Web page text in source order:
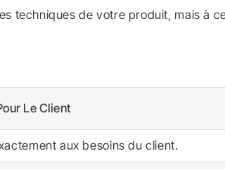
techniques de votre produit, mais à
Le Client
aux besoins du client.